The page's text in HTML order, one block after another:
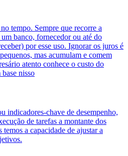
tempo. Sempre que recorre a
banco, fornecedor ou até do
por esse uso. Ignorar os juros é
mas acumulam e comem
atento conhece o custo do
nisso
indicadores-chave de desempenho,
de tarefas a montante dos
a capacidade de ajustar a